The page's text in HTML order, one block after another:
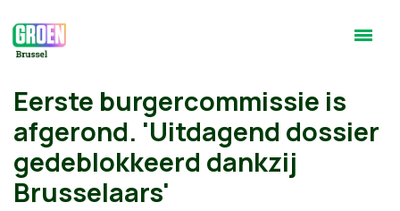
Eerste burgercommissie is
afgerond. 'Uitdagend dossier
gedeblokkeerd dankzij
Brusselaars'